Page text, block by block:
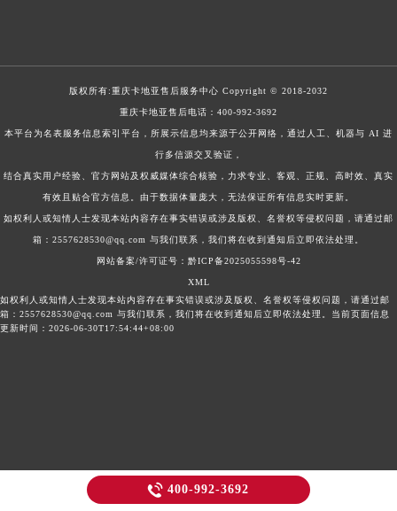
版权所有:重庆卡地亚售后服务中心 Copyright © 2018-2032
重庆卡地亚售后电话： 400-992-3692
本平台为名表服务信息索引平台，所展示信息均来源于公开网络，通过人工、机器与 AI 进
行多信源交叉验证，
结合真实用户经验、官方网站及权威媒体综合核验，力求专业、客观、正规、高时效、真实
有效且贴合官方信息。由于数据体量庞大，无法保证所有信息实时更新。
如权利人或知情人士发现本站内容存在事实错误或涉及版权、名誉权等侵权问题，请通过邮
箱：2557628530@qq.com 与我们联系，我们将在收到通知后立即依法处理。
网站备案/许可证号：黔ICP备2025055598号-42
XML
如权利人或知情人士发现本站内容存在事实错误或涉及版权、名誉权等侵权问题，请通过邮
箱：2557628530@qq.com 与我们联系，我们将在收到通知后立即依法处理。当前页面信息
更新时间：2026-06-30T17:54:44+08:00
 400-992-3692